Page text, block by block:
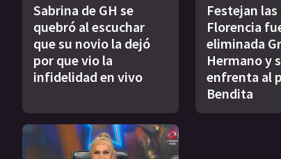
Sabrina de GH se
quebró al escuchar
que su novio la dejó
por que vio la
infidelidad en vivo
Festejan
Florencia
eliminada
Hermano y
enfrenta al
Bendita